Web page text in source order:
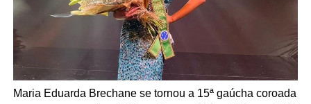
Maria Eduarda Brechane se tornou a 15ª gaúcha coroada